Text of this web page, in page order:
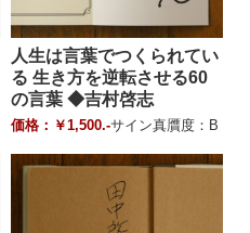
人生は言葉でつくられてい
る 生き方を逆転させる60
の言葉 ◆吉村啓志
価格：￥1,500.-サイン真贋度：B